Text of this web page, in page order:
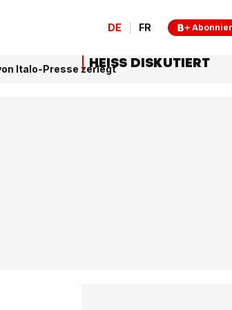
DE FR
Italo-Presse zerlegtHEISS DISKUTIERT